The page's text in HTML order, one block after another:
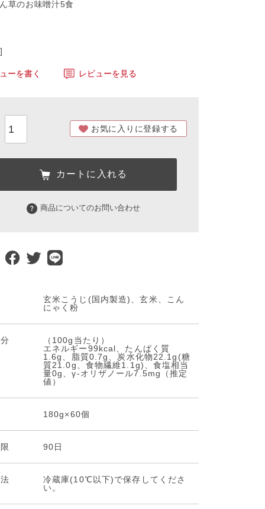
草のお味噌汁5食
ーを書く レビューを見る
お気に入りに登録する
カートに入れる
商品についてのお問い合わせ
玄米こうじ(国内製造)、玄米、こん
にゃく粉
（100g当たり）
エネルギー99kcal、たんぱく質
1.6g、脂質0.7g、炭水化物22.1g(糖
質21.0g、食物繊維1.1g)、食塩相当
量0g、γ-オリザノール7.5mg（推定
値）
180g×60個
90日
冷蔵庫(10℃以下)で保存してくださ
い。